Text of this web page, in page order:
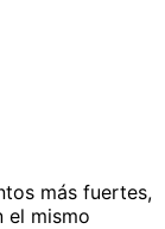
más fuertes,
el mismo